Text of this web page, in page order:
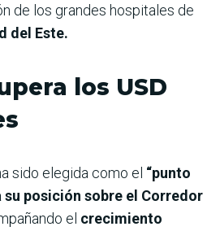
de los grandes hospitales de
del Este.
los USD
sido elegida como el “punto
su posición sobre el Corredor
el crecimiento